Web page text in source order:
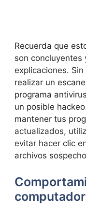
Recuerda que
son concluyentes
explicaciones.
⁤realizar un
programa
un posible
mantener tus
actualizados,
evitar hacer ⁢clic
archivos